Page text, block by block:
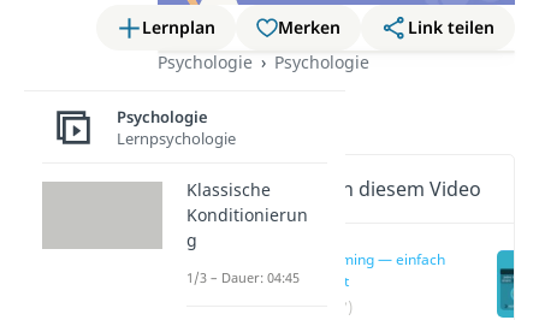
Lernplan Merken
Link teilen
Psychologie
Psychologie
Reframing
Wichtige Inhalte in diesem Video
Reframing — einfach
erklärt
(00:17)
Psychologie
Lernpsychologie
Klassische
Konditionierun
g
1/3 – Dauer: 04:45